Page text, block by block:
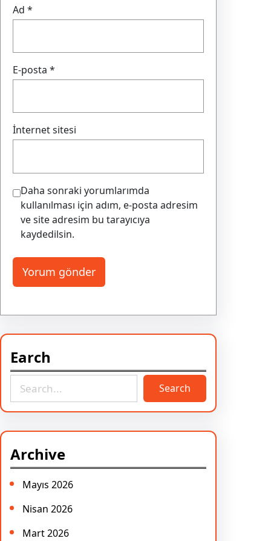
Ad *
E-posta *
İnternet sitesi
Daha sonraki yorumlarımda
kullanılması için adım, e-posta adresim
ve site adresim bu tarayıcıya
kaydedilsin.
Earch
a
h
Search
Archive
Mayıs 2026
Nisan 2026
Mart 2026